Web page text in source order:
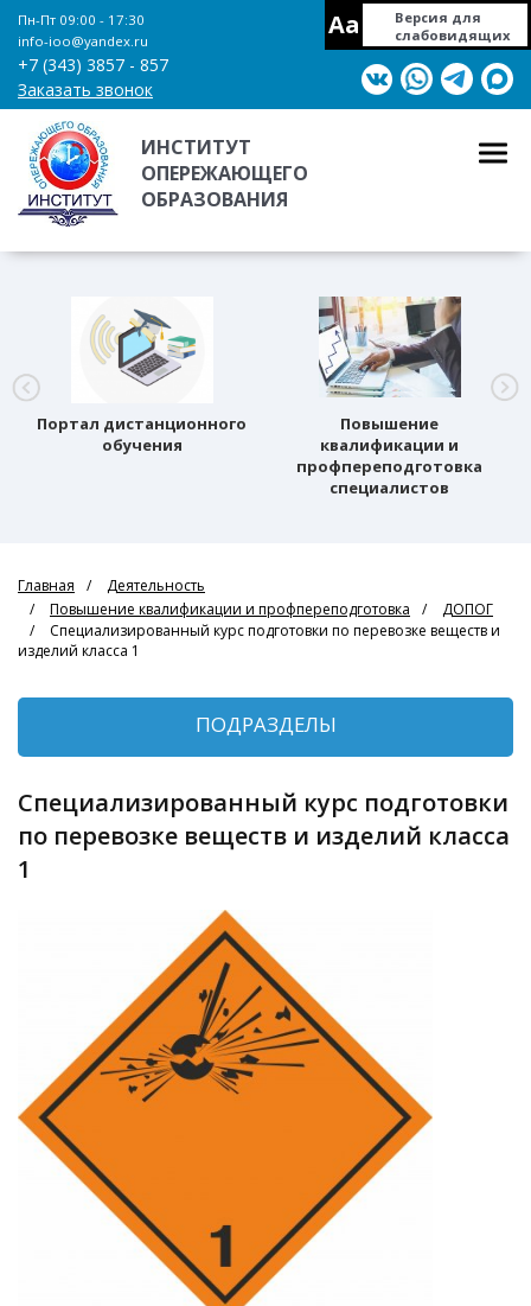
Пн-Пт 09:00 - 17:30
info-ioo@yandex.ru
+7 (343) 3857 - 857
Заказать звонок
Aa
Версия для
слабовидящих
ИНСТИТУТ
ОПЕРЕЖАЮЩЕГО
ОБРАЗОВАНИЯ
Портал дистанционного
обучения
Повышение
квалификации и
профпереподготовка
специалистов
Главная
Деятельность
Повышение квалификации и профпереподготовка
ДОПОГ
Специализированный курс подготовки по перевозке веществ и
изделий класса 1
ПОДРАЗДЕЛЫ
Специализированный курс подготовки
по перевозке веществ и изделий класса
1